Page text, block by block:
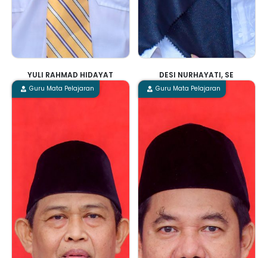
YULI RAHMAD HIDAYAT DESI NURHAYATI, SE
Guru Mata Pelajaran Guru Mata Pelajaran